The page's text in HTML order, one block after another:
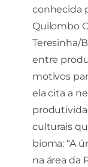
conhecida
Quilombo
Teresinha/
entre
motivos
ela cita a
culturais
bioma: “A
na área da